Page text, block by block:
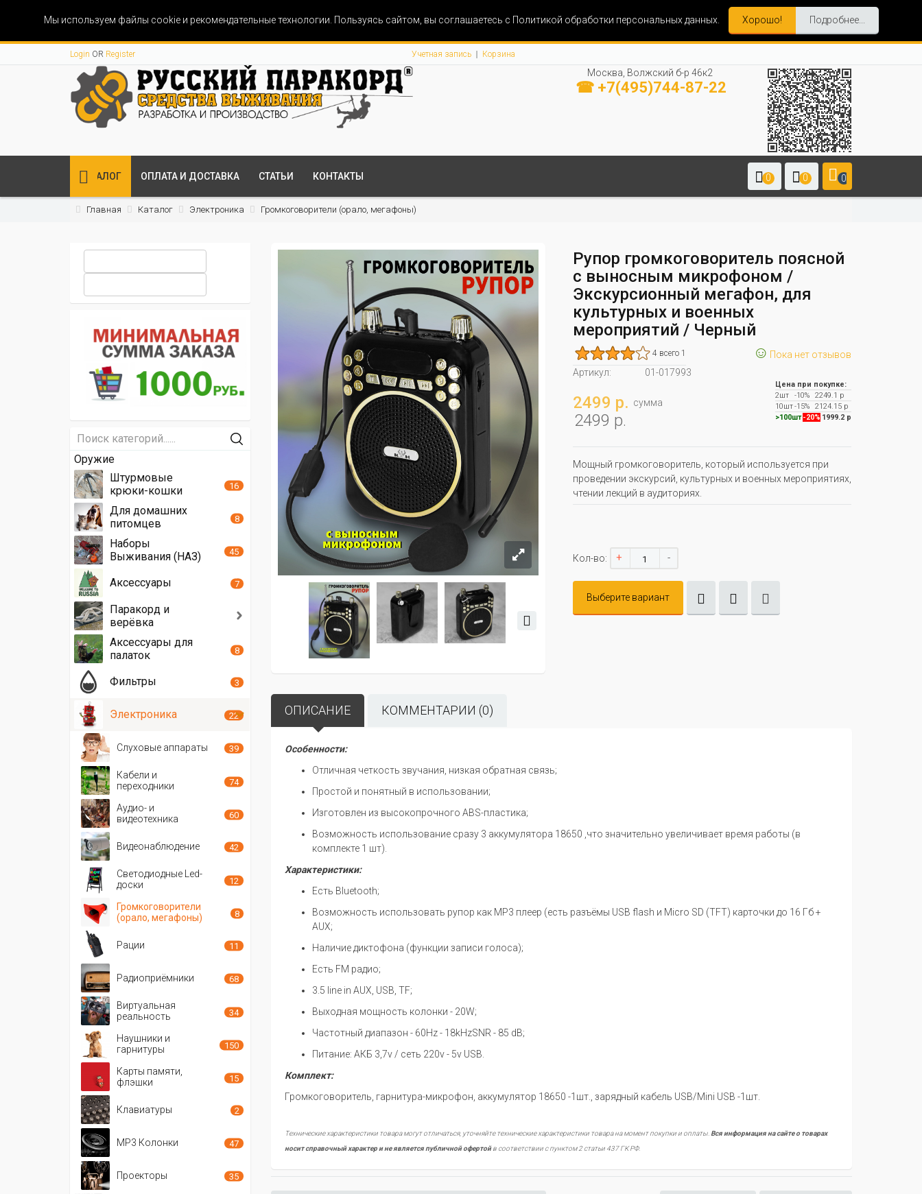
Мы используем файлы cookie и рекомендательные технологии. Пользуясь сайтом, вы соглашаетесь с Политикой обработки персональных данных. Хорошо! Подробнее...
Login OR Register Учетная запись Корзина
Москва, Волжский б-р 46к2
☎ +7(495)744-87-22
КАТАЛОГ ОПЛАТА И ДОСТАВКА СТАТЬИ КОНТАКТЫ 0 0 0
Главная Каталог Электроника Громкоговорители (орало, мегафоны)
Рупор громкоговоритель поясной
с выносным микрофоном /
Экскурсионный мегафон, для
культурных и военных
мероприятий / Черный
4 всего 1 ☺ Пока нет отзывов
Артикул:
01-017993
2499 р. сумма
2499 р.
Цена при покупке:
2шт
-10%
2249.1 р
10шт-15%
2124.15 р
>100шт -20% 1999.2 р
Мощный громкоговоритель, который используется при
проведении экскурсий, культурных и военных мероприятиях,
чтении лекций в аудиториях.
Кол-во: + -
Выберите вариант
ОПИСАНИЕ КОММЕНТАРИИ (0)
Особенности:
Отличная четкость звучания, низкая обратная связь;
Простой и понятный в использовании;
Изготовлен из высокопрочного ABS-пластика;
Возможность использование сразу 3 аккумулятора 18650 ,что значительно увеличивает время работы (в
комплекте 1 шт).
Характеристики:
Есть Bluetooth;
Возможность использовать рупор как MP3 плеер (есть разъёмы USB flash и Micro SD (TFT) карточки до 16 Гб +
AUX;
Наличие диктофона (функции записи голоса);
Есть FM радио;
3.5 line in AUX, USB, TF;
Выходная мощность колонки - 20W;
Частотный диапазон - 60Hz - 18kHzSNR - 85 dB;
Питание: АКБ 3,7v / сеть 220v - 5v USB.
Комплект:
Громкоговоритель, гарнитура-микрофон, аккумулятор 18650 -1шт., зарядный кабель USB/Mini USB -1шт.
Технические характеристики товара могут отличаться, уточняйте технические характеристики товара на момент покупки и оплаты. Вся информация на сайте о товарах
носит справочный характер и не является публичной офертойв соответствии с пунктом 2 статьи 437 ГК РФ.
Оружие
Штурмовые
крюки-кошки
16
Для домашних
питомцев
8
Наборы
Выживания (НАЗ)
45
Аксессуары 7
Паракорд и
верёвка
Аксессуары для
палаток
8
Фильтры 3
Электроника 22
Слуховые аппараты 39
Кабели и
переходники
74
Аудио- и
видеотехника
60
Видеонаблюдение 42
Светодиодные Led-
доски
12
Громкоговорители
(орало, мегафоны)
8
Рации 11
Радиоприёмники 68
Виртуальная
реальность
34
Наушники и
гарнитуры
150
Карты памяти,
флэшки
15
Клавиатуры 2
MP3 Колонки 47
Проекторы 35